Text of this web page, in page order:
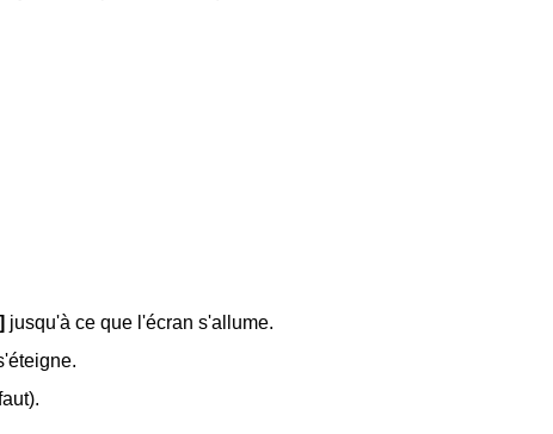
jusqu'à ce que l'écran s'allume.